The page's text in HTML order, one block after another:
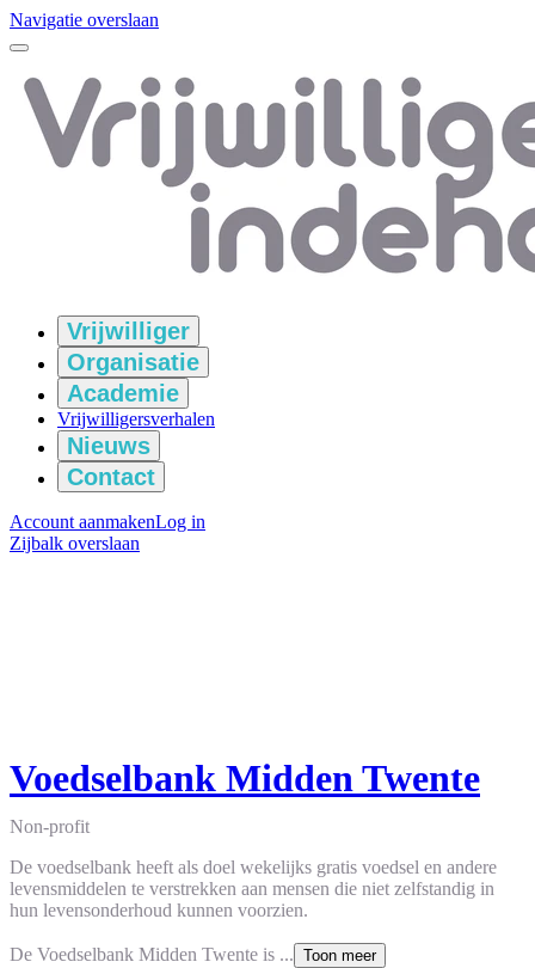
Navigatie overslaan
Vrijwilliger
Organisatie
Academie
Vrijwilligersverhalen
Nieuws
Contact
Account aanmakenLog in
Zijbalk overslaan
Voedselbank Midden Twente
Non-profit
De voedselbank heeft als doel wekelijks gratis voedsel en andere
levensmiddelen te verstrekken aan mensen die niet zelfstandig in
hun levensonderhoud kunnen voorzien.
De Voedselbank Midden Twente is ... Toon meer